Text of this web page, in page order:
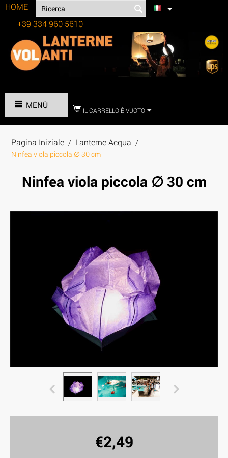
HOME
+39 334 960 5610
MENÙ IL CARRELLO È VUOTO
Pagina Iniziale / Lanterne Acqua /
Ninfea viola piccola ∅ 30 cm
Ninfea viola piccola ∅ 30 cm
€2,49